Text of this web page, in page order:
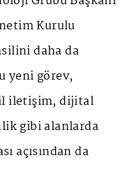
Kurulu
daha da
yeni görev,
iletişim, dijital
gibi alanlarda
açısından da